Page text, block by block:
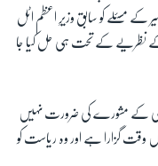
کے مسئلے کو سابق وزیرِ اعظم اٹل
کے نظریے کے تحت ہی حل کیا جا
کسی کے مشورے کی ضرورت نہیں
وقت گزارا ہے اور وہ ریاست کو